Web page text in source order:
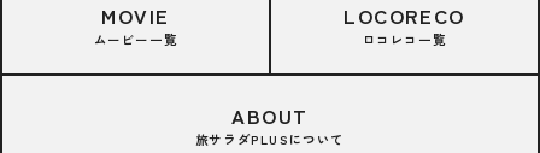
MOVIE
ムービー一覧
LOCORECO
ロコレコ一覧
ABOUT
旅サラダPLUSについて